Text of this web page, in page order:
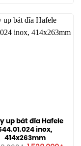
up bát đĩa Hafele
inox,
414x263mm